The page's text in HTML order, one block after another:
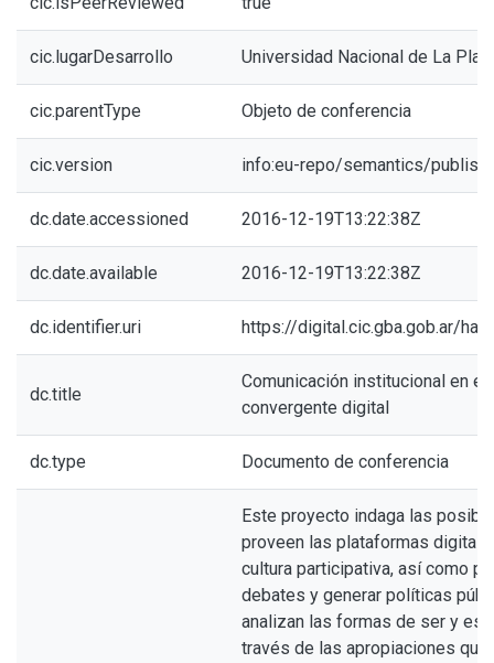
cic.lugarDesarrollo Universidad Nacional de La Plata
cic.parentType Objeto de conferencia
cic.version info:eu-repo/semantics/
dc.date.accessioned 2016-12-19T13:22:38Z
dc.date.available 2016-12-19T13:22:38Z
dc.identifier.uri https://digital.cic.gba.gob.ar/
dc.title
Comunicación institucional en el
convergente digital
dc.type Documento de conferencia
Este proyecto indaga las
proveen las plataformas
cultura participativa, así como
debates y generar políticas
analizan las formas de ser y
través de las apropiaciones